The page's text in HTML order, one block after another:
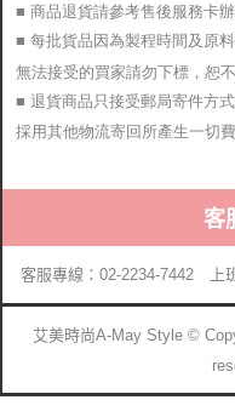
■ 商品退貨請參考售後服務卡
■ 每批貨品因為製程時間及原
無法接受的買家請勿下標，恕
■ 退貨商品只接受郵局寄件方
採用其他物流寄回所產生一切
客
客服專線：02-2234-7442 上
艾美時尚A-May Style ©